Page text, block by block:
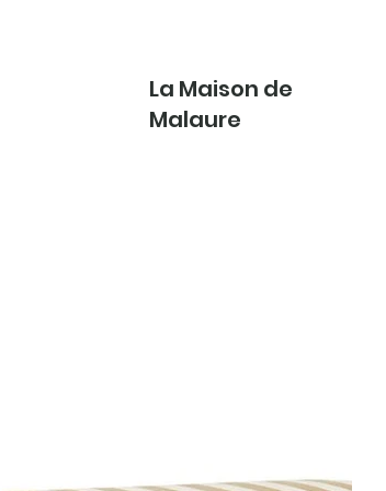
La Maison de
Malaure